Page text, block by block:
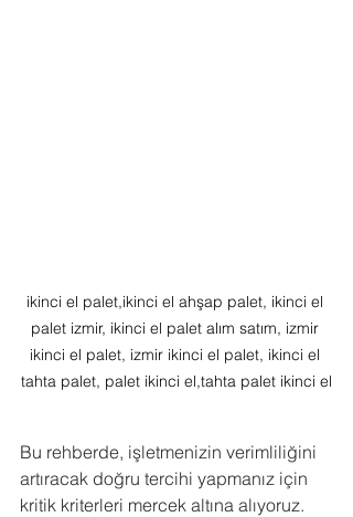
ikinci el palet,ikinci el ahşap palet, ikinci el
palet izmir, ikinci el palet alım satım, izmir
ikinci el palet, izmir ikinci el palet, ikinci el
tahta palet, palet ikinci el,tahta palet ikinci el
Bu rehberde, işletmenizin verimliliğini
artıracak doğru tercihi yapmanız için
kritik kriterleri mercek altına alıyoruz.